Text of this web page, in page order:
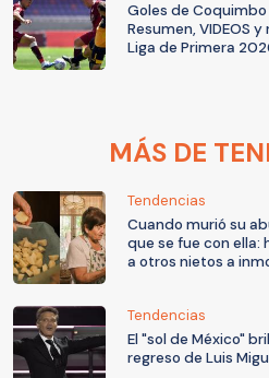
Goles de Coquimbo
Resumen, VIDEOS
Liga de Primera
MÁS DE
Tendencias
Cuando murió su
que se fue con ella:
a otros nietos a
Tendencias
El "sol de México"
regreso de Luis